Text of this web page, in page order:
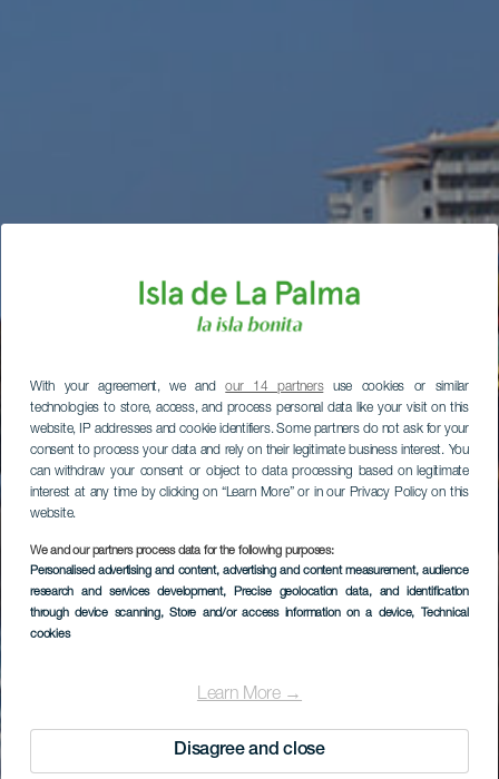
With your agreement, we andour 14 partnersuse cookies or similar
technologies to store, access, and process personal data like your visit on this
website, IP addresses and cookie identifiers. Some partners do not ask for your
consent to process your data and rely on their legitimate business interest. You
can withdraw your consent or object to data processing based on legitimate
interest at any time by clicking on “Learn More” or in our Privacy Policy on this
website.
We and our partners process data for the following purposes:
Personalised advertising and content, advertising and content measurement, audience
research and services development, Precise geolocation data, and identification
through device scanning, Store and/or access information on a device, Technical
cookies
Learn More →
Disagree and close